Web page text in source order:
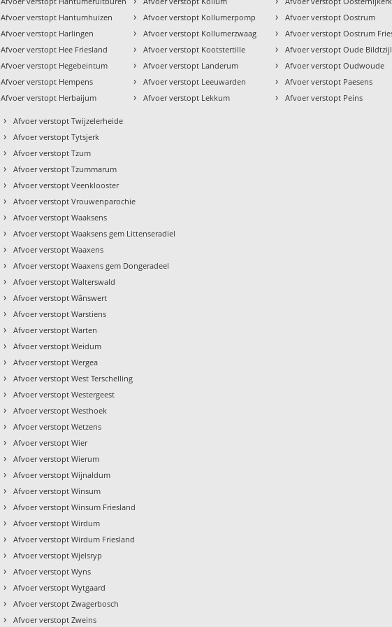
Afvoer verstopt Hantumhuizen
Afvoer verstopt Harlingen
Afvoer verstopt Hee Friesland
Afvoer verstopt Hegebeintum
Afvoer verstopt Hempens
Afvoer verstopt Herbaijum
› Afvoer verstopt Kollumerpomp
› Afvoer verstopt Kollumerzwaag
› Afvoer verstopt Kootstertille
› Afvoer verstopt Landerum
› Afvoer verstopt Leeuwarden
› Afvoer verstopt Lekkum
› Afvoer verstopt Oostrum
› Afvoer verstopt Oostrum
› Afvoer verstopt Oude Bildtzijl
› Afvoer verstopt Oudwoude
› Afvoer verstopt Paesens
› Afvoer verstopt Peins
› Afvoer verstopt Twijzelerheide
› Afvoer verstopt Tytsjerk
› Afvoer verstopt Tzum
› Afvoer verstopt Tzummarum
› Afvoer verstopt Veenklooster
› Afvoer verstopt Vrouwenparochie
› Afvoer verstopt Waaksens
› Afvoer verstopt Waaksens gem Littenseradiel
› Afvoer verstopt Waaxens
› Afvoer verstopt Waaxens gem Dongeradeel
› Afvoer verstopt Walterswald
› Afvoer verstopt Wânswert
› Afvoer verstopt Warstiens
› Afvoer verstopt Warten
› Afvoer verstopt Weidum
› Afvoer verstopt Wergea
› Afvoer verstopt West Terschelling
› Afvoer verstopt Westergeest
› Afvoer verstopt Westhoek
› Afvoer verstopt Wetzens
› Afvoer verstopt Wier
› Afvoer verstopt Wierum
› Afvoer verstopt Wijnaldum
› Afvoer verstopt Winsum
› Afvoer verstopt Winsum Friesland
› Afvoer verstopt Wirdum
› Afvoer verstopt Wirdum Friesland
› Afvoer verstopt Wjelsryp
› Afvoer verstopt Wyns
› Afvoer verstopt Wytgaard
› Afvoer verstopt Zwagerbosch
› Afvoer verstopt Zweins